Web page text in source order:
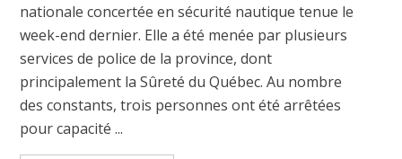
nationale concertée en sécurité nautique tenue le
week-end dernier. Elle a été menée par plusieurs
services de police de la province, dont
principalement la Sûreté du Québec. Au nombre
des constants, trois personnes ont été arrêtées
pour capacité ...